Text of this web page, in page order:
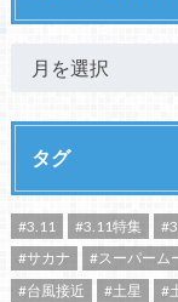
タグ
#3.11 #3.11特集
#サカナ
#スーパーム
#台風接近
#土星 #